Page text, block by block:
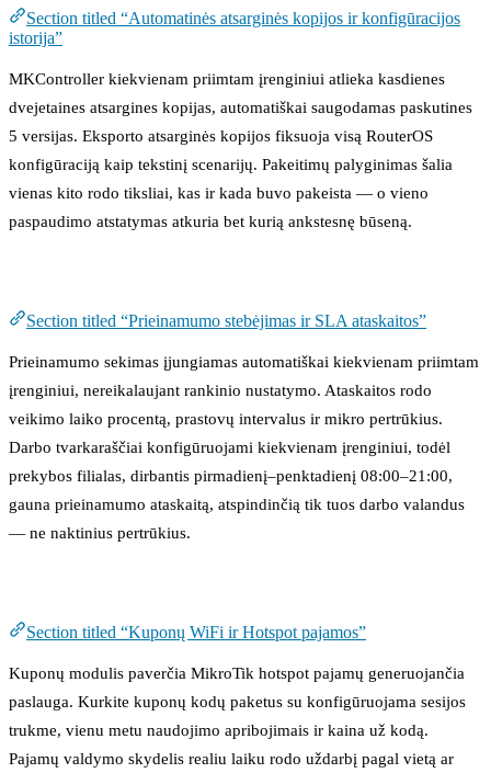
Section titled “Automatinės atsarginės kopijos ir konfigūracijos
istorija”
MKController kiekvienam priimtam įrenginiui atlieka kasdienes
dvejetaines atsargines kopijas, automatiškai saugodamas paskutines
5 versijas. Eksporto atsarginės kopijos fiksuoja visą RouterOS
konfigūraciją kaip tekstinį scenarijų. Pakeitimų palyginimas šalia
vienas kito rodo tiksliai, kas ir kada buvo pakeista — o vieno
paspaudimo atstatymas atkuria bet kurią ankstesnę būseną.
Section titled “Prieinamumo stebėjimas ir SLA ataskaitos”
Prieinamumo sekimas įjungiamas automatiškai kiekvienam priimtam
įrenginiui, nereikalaujant rankinio nustatymo. Ataskaitos rodo
veikimo laiko procentą, prastovų intervalus ir mikro pertrūkius.
Darbo tvarkaraščiai konfigūruojami kiekvienam įrenginiui, todėl
prekybos filialas, dirbantis pirmadienį–penktadienį 08:00–21:00,
gauna prieinamumo ataskaitą, atspindinčią tik tuos darbo valandus
— ne naktinius pertrūkius.
Section titled “Kuponų WiFi ir Hotspot pajamos”
Kuponų modulis paverčia MikroTik hotspot pajamų generuojančia
paslauga. Kurkite kuponų kodų paketus su konfigūruojama sesijos
trukme, vienu metu naudojimo apribojimais ir kaina už kodą.
Pajamų valdymo skydelis realiu laiku rodo uždarbį pagal vietą ar